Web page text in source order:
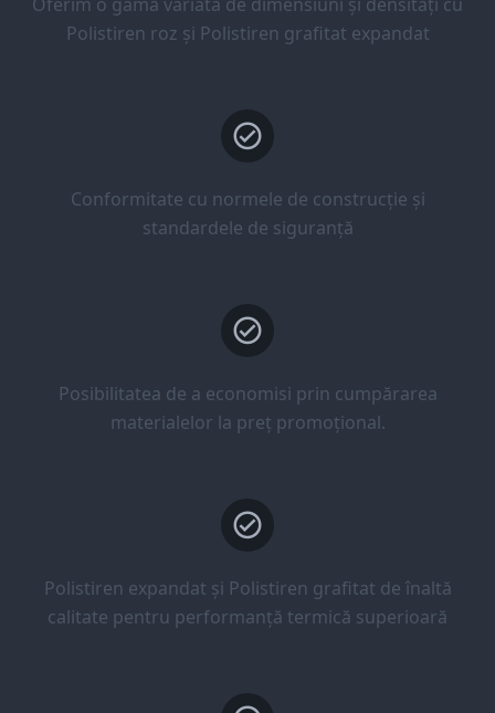
Polistiren roz și Polistiren grafitat expandat
Conformitate cu normele de construcție și
standardele de siguranță
Posibilitatea de a economisi prin cumpărarea
materialelor la preț promoțional.
Polistiren expandat și Polistiren grafitat de înaltă
calitate pentru performanță termică superioară